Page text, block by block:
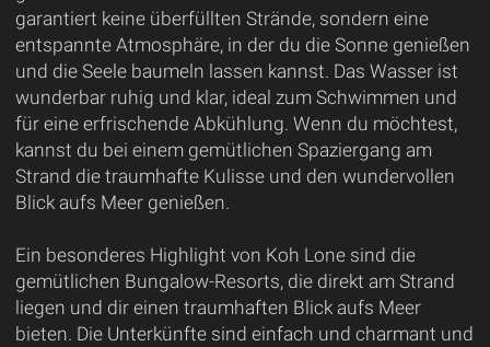
garantiert keine überfüllten Strände, sondern eine
entspannte Atmosphäre, in der du die Sonne genießen
und die Seele baumeln lassen kannst. Das Wasser ist
wunderbar ruhig und klar, ideal zum Schwimmen und
für eine erfrischende Abkühlung. Wenn du möchtest,
kannst du bei einem gemütlichen Spaziergang am
Strand die traumhafte Kulisse und den wundervollen
Blick aufs Meer genießen.
Ein besonderes Highlight von Koh Lone sind die
gemütlichen Bungalow-Resorts, die direkt am Strand
liegen und dir einen traumhaften Blick aufs Meer
bieten. Die Unterkünfte sind einfach und charmant und